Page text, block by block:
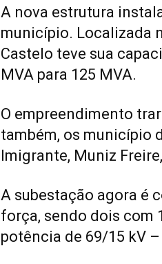
A nova estrutura
município. Localizada
Castelo teve sua
MVA para 125 MVA.
O empreendimento
também, os município
Imigrante, Muniz
A subestação agora é
força, sendo dois com
potência de 69/15 kV –